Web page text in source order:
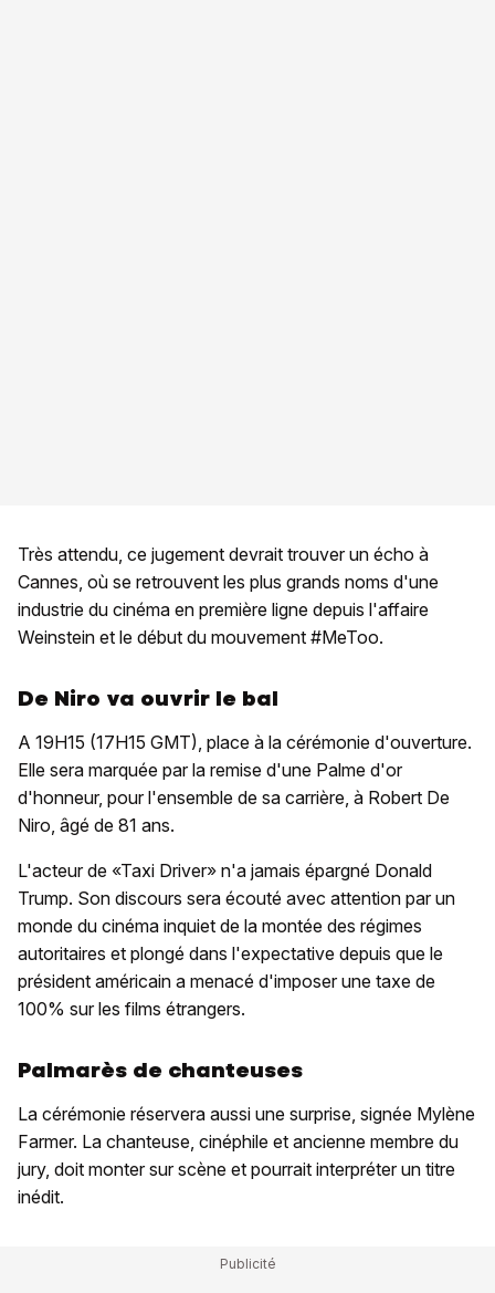
Très attendu, ce jugement devrait trouver un écho à
Cannes, où se retrouvent les plus grands noms d'une
industrie du cinéma en première ligne depuis l'affaire
Weinstein et le début du mouvement #MeToo.
De Niro va ouvrir le bal
A 19H15 (17H15 GMT), place à la cérémonie d'ouverture.
Elle sera marquée par la remise d'une Palme d'or
d'honneur, pour l'ensemble de sa carrière, à Robert De
Niro, âgé de 81 ans.
L'acteur de «Taxi Driver» n'a jamais épargné Donald
Trump. Son discours sera écouté avec attention par un
monde du cinéma inquiet de la montée des régimes
autoritaires et plongé dans l'expectative depuis que le
président américain a menacé d'imposer une taxe de
100% sur les films étrangers.
Palmarès de chanteuses
La cérémonie réservera aussi une surprise, signée Mylène
Farmer. La chanteuse, cinéphile et ancienne membre du
jury, doit monter sur scène et pourrait interpréter un titre
inédit.